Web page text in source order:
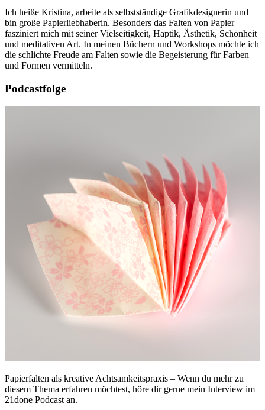
Ich heiße Kristina, arbeite als selbstständige Grafikdesignerin und
bin große Papierliebhaberin. Besonders das Falten von Papier
fasziniert mich mit seiner Vielseitigkeit, Haptik, Ästhetik, Schönheit
und meditativen Art. In meinen Büchern und Workshops möchte ich
die schlichte Freude am Falten sowie die Begeisterung für Farben
und Formen vermitteln.
Podcastfolge
Papierfalten als kreative Achtsamkeitspraxis – Wenn du mehr zu
diesem Thema erfahren möchtest, höre dir gerne mein Interview im
21done Podcast an.